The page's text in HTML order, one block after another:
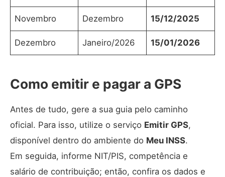
Novembro Dezembro 15/12/2025
Dezembro Janeiro/2026 15/01/2026
Como emitir e pagar a GPS
Antes de tudo, gere a sua guia pelo caminho
oficial. Para isso, utilize o serviço Emitir GPS,
disponível dentro do ambiente do Meu INSS.
Em seguida, informe NIT/PIS, competência e
salário de contribuição; então, confira os dados e